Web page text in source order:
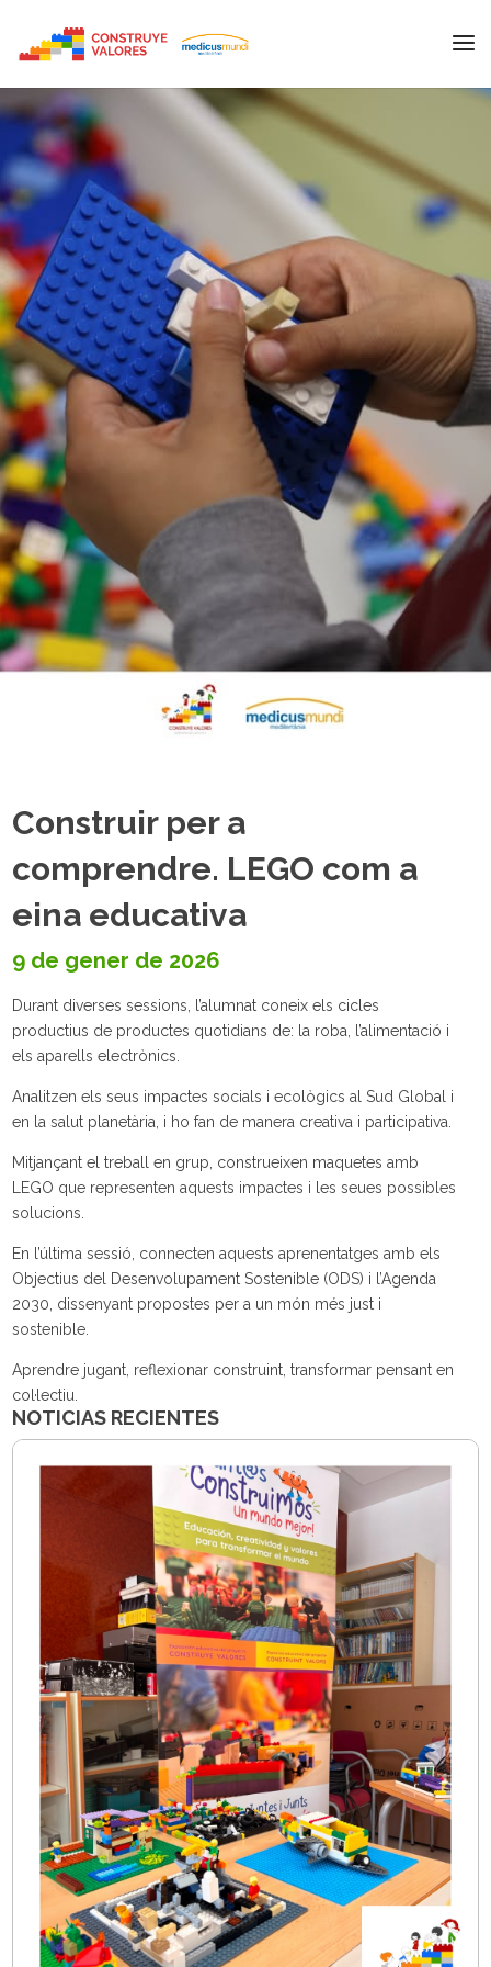
Construir per a
comprendre. LEGO com a
eina educativa
9 de gener de 2026
Durant diverses sessions, l’alumnat coneix els cicles
productius de productes quotidians de: la roba, l’alimentació i
els aparells electrònics.
Analitzen els seus impactes socials i ecològics al Sud Global i
en la salut planetària, i ho fan de manera creativa i participativa.
Mitjançant el treball en grup, construeixen maquetes amb
LEGO que representen aquests impactes i les seues possibles
solucions.
En l’última sessió, connecten aquests aprenentatges amb els
Objectius del Desenvolupament Sostenible (ODS) i l’Agenda
2030, dissenyant propostes per a un món més just i
sostenible.
Aprendre jugant, reflexionar construint, transformar pensant en
col·lectiu.
NOTICIAS RECIENTES